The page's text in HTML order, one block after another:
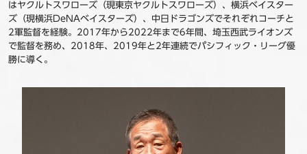
はヤクルトスワローズ（現東京ヤクルトスワローズ）、横浜ベイスター
ズ（現横浜DeNAベイスターズ）、中日ドラゴンズでそれぞれコーチと
2軍監督を経験。2017年から2022年まで6年間、埼玉西武ライオンズ
で監督を務め、2018年、2019年と2年連続でパシフィック・リーグ優
勝に導く。